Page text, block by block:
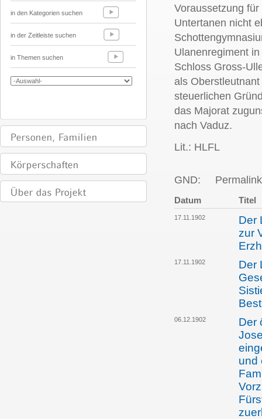
in den Kategorien suchen
in der Zeitleiste suchen
in Themen suchen
Voraussetzung
Untertanen nicht
Ulanenregiment
Schloss Gross-
als
steuerlichen
das Majorat
nach Vaduz.
Lit.: HLFL
GND:
Datum Titel
17.11.1902
Der
zur
17.11.1902
Der
06.12.1902
Der
und